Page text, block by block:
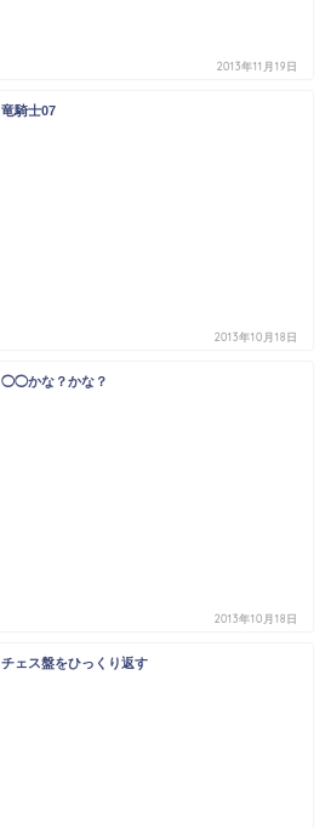
2013年11月19日
竜騎士07
2013年10月18日
◯◯かな？かな？
2013年10月18日
チェス盤をひっくり返す